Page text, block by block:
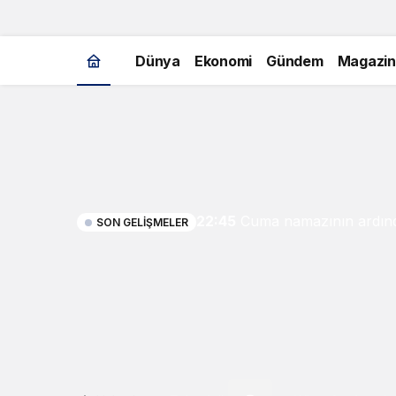
Dünya
Ekonomi Gündem Magazin
SON GELIŞMELER